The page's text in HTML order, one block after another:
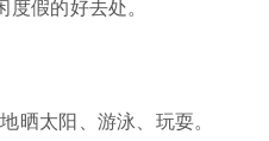
假的好去处。
晒太阳、游泳、玩耍。